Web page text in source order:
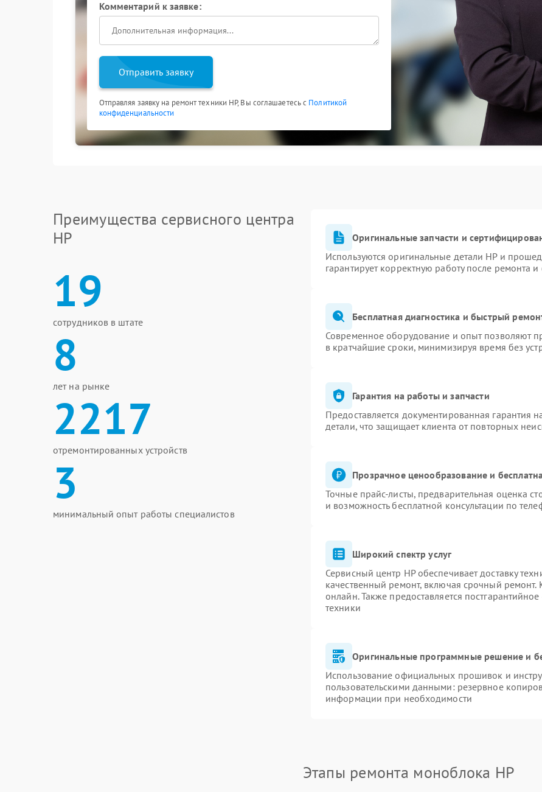
Комментарий к заявке:
Отправить заявку
Отправляя заявку на ремонт техники HP, Вы соглашаетесь с Политикой
конфиденциальности
Преимущества сервисного центра
HP
19
сотрудников в штате
8
лет на рынке
2217
отремонтированных устройств
3
минимальный опыт работы специалистов
Оригинальные запчасти и
Используются оригинальные детали HP и
гарантирует корректную работу после ремонта
Бесплатная диагностика и быстрый
Современное оборудование и опыт позволяют
в кратчайшие сроки, минимизируя время без
Гарантия на работы и запчасти
Предоставляется документированная
детали, что защищает клиента от повторных
Прозрачное ценообразование и
Точные прайс-листы, предварительная оценка
и возможность бесплатной консультации по
Широкий спектр услуг
Сервисный центр HP обеспечивает доставку
качественный ремонт, включая срочный ремонт.
онлайн. Также предоставляется
техники
Оригинальные программные решение и
Использование официальных прошивок и
пользовательскими данными: резервное
информации при необходимости
Этапы ремонта моноблока HP